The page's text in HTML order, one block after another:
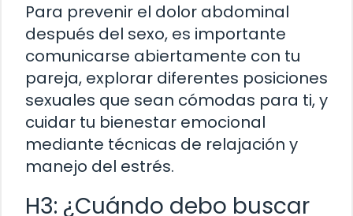
Para prevenir el dolor abdominal
después del sexo, es importante
comunicarse abiertamente con tu
pareja, explorar diferentes posiciones
sexuales que sean cómodas para ti, y
cuidar tu bienestar emocional
mediante técnicas de relajación y
manejo del estrés.
H3: ¿Cuándo debo buscar